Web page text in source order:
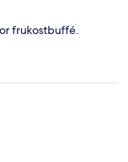
frukostbuffé.